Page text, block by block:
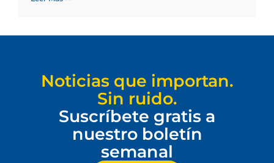
Noticias que importan.
Sin ruido.
Suscríbete gratis a
nuestro boletín
semanal